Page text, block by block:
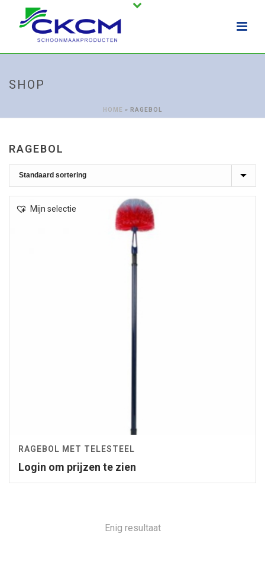
SHOP
HOME » RAGEBOL
RAGEBOL
Mijn selectie
RAGEBOL MET TELESTEEL
Login om prijzen te zien
Enig resultaat